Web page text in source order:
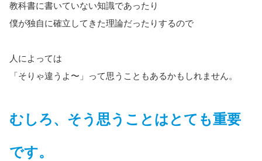
教科書に書いていない知識であったり
僕が独自に確立してきた理論だったりするので
人によっては
「そりゃ違うよ〜」って思うこともあるかもしれません。
むしろ、そう思うことはとても重要
です。